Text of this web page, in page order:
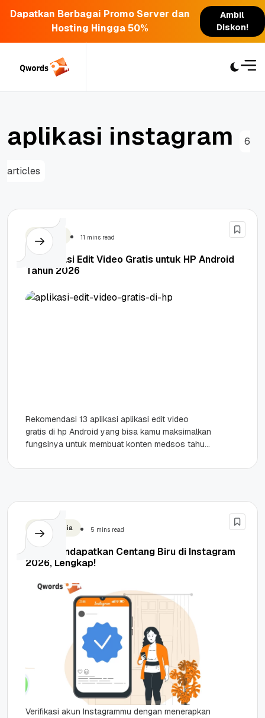
Dapatkan Berbagai Promo Server dan
Hosting Hingga 50%
Ambil
Diskon!
aplikasi instagram 6
articles
Teknologi 11 mins read
13 Aplikasi Edit Video Gratis untuk HP Android
Tahun 2026
Rekomendasi 13 aplikasi aplikasi edit video
gratis di hp Android yang bisa kamu maksimalkan
fungsinya untuk membuat konten medsos tahun
Social Media 5 mins read
Cara Mendapatkan Centang Biru di Instagram
2026, Lengkap!
Verifikasi akun Instagrammu dengan menerapkan